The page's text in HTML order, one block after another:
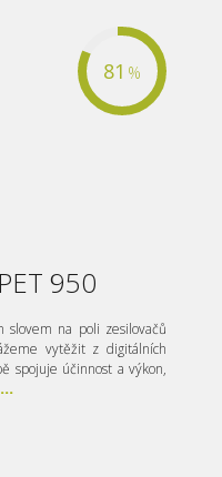
81 %
950
slovem na poli zesilovačů
vytěžit z digitálních
spojuje účinnost a výkon,
...